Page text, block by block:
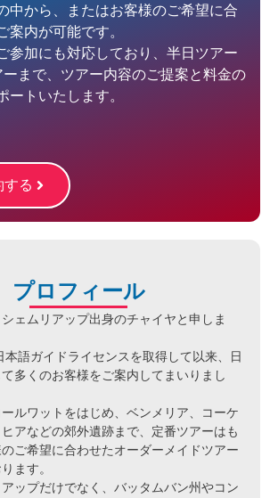
中から、またはお客様のご希望に合
案内が可能です。
参加にも対応しており、半日ツアー
まで、ツアー内容のご提案と料金の
ートいたします。
る
プロフィール
ェムリアップ出身のチャイヤと申しま
本語ガイドライセンスを取得して以来、日
多くのお客様をご案内してまいりまし
ルワットをはじめ、ベンメリア、コーケ
アなどの郊外遺跡まで、定番ツアーはも
ご希望に合わせたオーダーメイドツアー
ます。
ップだけでなく、バッタムバン州やコン